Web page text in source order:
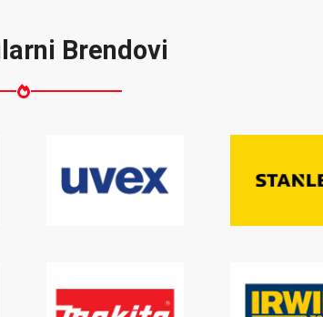
Brendovi